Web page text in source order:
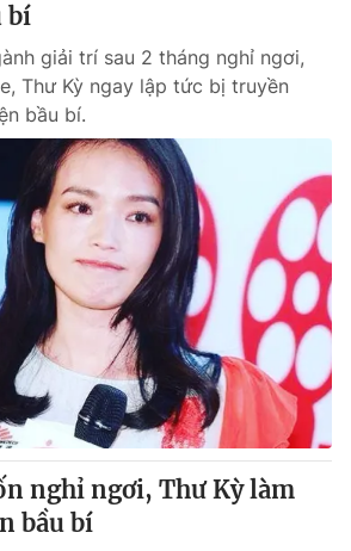
bí
giải trí sau 2 tháng nghỉ ngơi,
Thư Kỳ ngay lập tức bị truyền
bầu bí.
nghỉ ngơi, Thư Kỳ làm
bầu bí